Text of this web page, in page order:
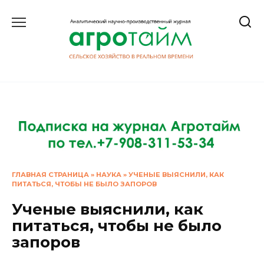
ГЛАВНАЯ СТРАНИЦА » НАУКА » УЧЕНЫЕ ВЫЯСНИЛИ, КАК
ПИТАТЬСЯ, ЧТОБЫ НЕ БЫЛО ЗАПОРОВ
Ученые выяснили, как
питаться, чтобы не было
запоров